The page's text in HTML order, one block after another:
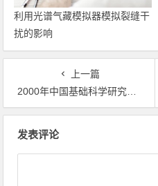
利用光谱气藏模拟器模拟裂缝干
扰的影响
上一篇
2000年中国基础科学研究十大新闻
发表评论